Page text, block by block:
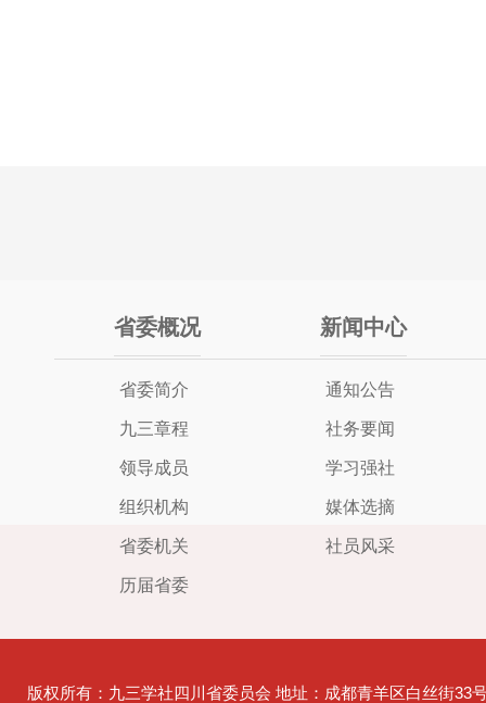
省委概况
省委简介
九三章程
领导成员
组织机构
省委机关
历届省委
新闻中心
通知公告
社务要闻
学习强社
媒体选摘
社员风采
版权所有：九三学社四川省委员会 地址：成都青羊区白丝街33